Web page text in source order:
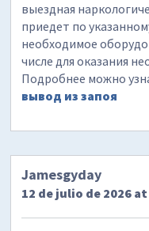
выездная
приедет по
необходимое
числе для оказания
Подробнее можно
вывод из запоя
Jamesgyday
12 de julio de 2026 at